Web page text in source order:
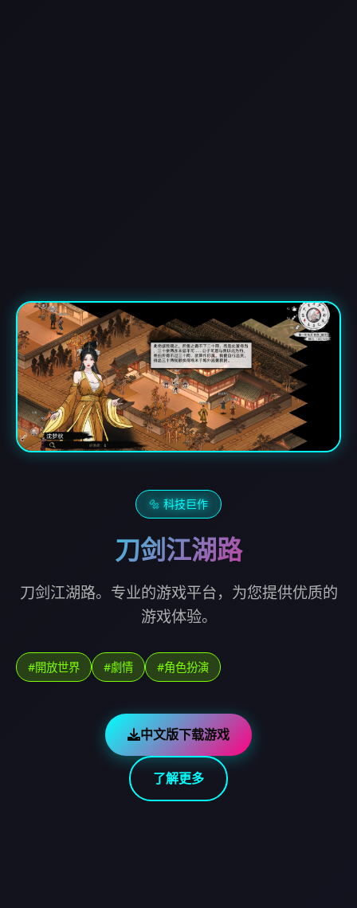
🔩 科技巨作
刀剑江湖路
刀剑江湖路。专业的游戏平台，为您提供优质的
游戏体验。
#開放世界 #劇情 #角色扮演
中文版下载游戏
了解更多